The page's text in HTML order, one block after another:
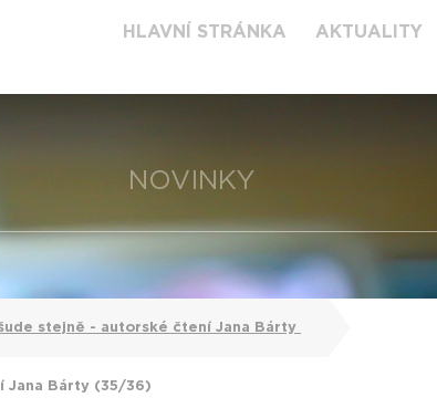
HLAVNÍ STRÁNKA AKTUALITY
NOVINKY
stejně - autorské čtení Jana Bárty
Jana Bárty (35/36)